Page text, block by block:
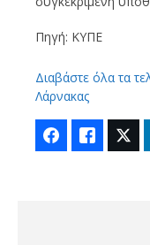
Πηγή: ΚΥΠΕ
Διαβάστε όλα τα
Λάρνακας
FacebookLike